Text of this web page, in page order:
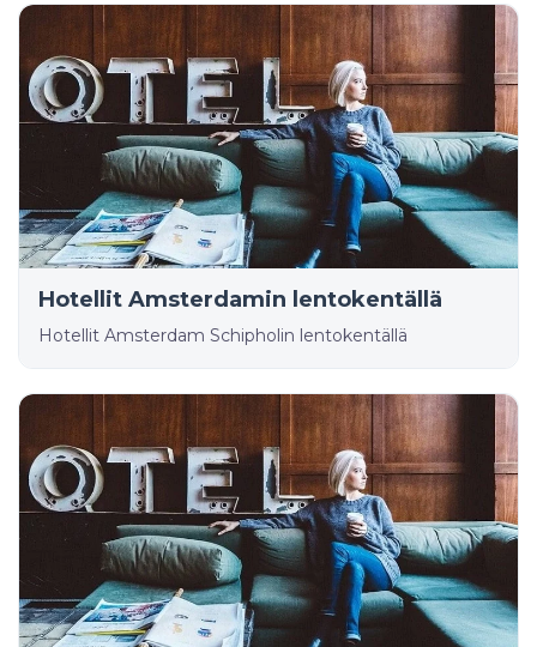
Hotellit Amsterdamin lentokentällä
Hotellit Amsterdam Schipholin lentokentällä